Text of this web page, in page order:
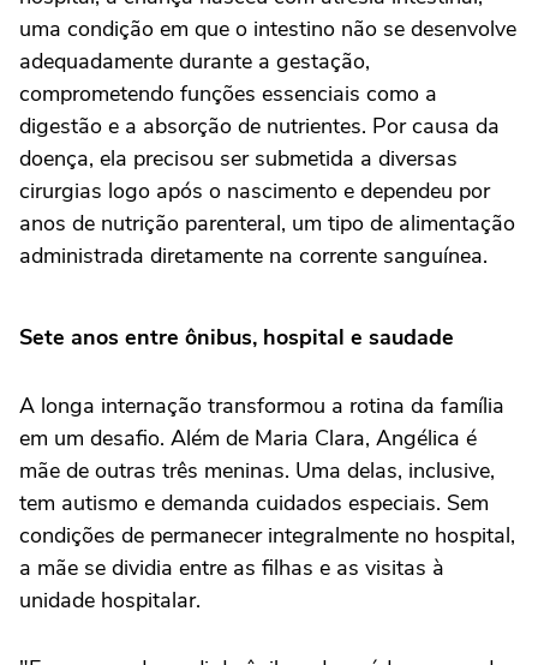
uma condição em que o intestino não se desenvolve
adequadamente durante a gestação,
comprometendo funções essenciais como a
digestão e a absorção de nutrientes. Por causa da
doença, ela precisou ser submetida a diversas
cirurgias logo após o nascimento e dependeu por
anos de nutrição parenteral, um tipo de alimentação
administrada diretamente na corrente sanguínea.
Sete anos entre ônibus, hospital e saudade
A longa internação transformou a rotina da família
em um desafio. Além de Maria Clara, Angélica é
mãe de outras três meninas. Uma delas, inclusive,
tem autismo e demanda cuidados especiais. Sem
condições de permanecer integralmente no hospital,
a mãe se dividia entre as filhas e as visitas à
unidade hospitalar.